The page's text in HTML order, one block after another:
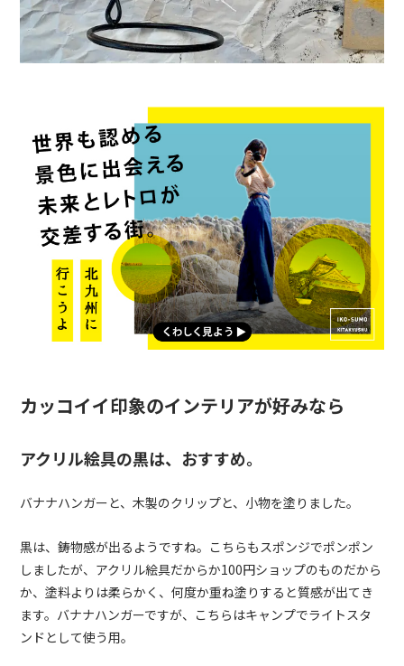
カッコイイ印象のインテリアが好みなら
アクリル絵具の黒は、おすすめ。
バナナハンガーと、木製のクリップと、小物を塗りました。
黒は、鋳物感が出るようですね。こちらもスポンジでポンポン
しましたが、アクリル絵具だからか100円ショップのものだから
か、塗料よりは柔らかく、何度か重ね塗りすると質感が出てき
ます。バナナハンガーですが、こちらはキャンプでライトスタ
ンドとして使う用。